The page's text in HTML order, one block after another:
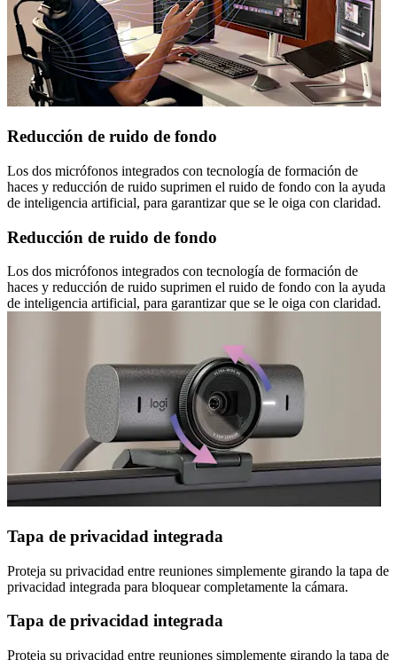
Reducción de ruido de fondo
Los dos micrófonos integrados con tecnología de formación de
haces y reducción de ruido suprimen el ruido de fondo con la ayuda
de inteligencia artificial, para garantizar que se le oiga con claridad.
Reducción de ruido de fondo
Los dos micrófonos integrados con tecnología de formación de
haces y reducción de ruido suprimen el ruido de fondo con la ayuda
de inteligencia artificial, para garantizar que se le oiga con claridad.
Tapa de privacidad integrada
Proteja su privacidad entre reuniones simplemente girando la tapa de
privacidad integrada para bloquear completamente la cámara.
Tapa de privacidad integrada
Proteja su privacidad entre reuniones simplemente girando la tapa de